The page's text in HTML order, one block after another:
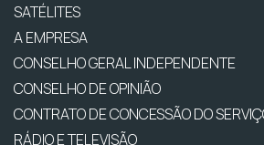
SATÉLITES
A EMPRESA
CONSELHO GERAL INDEPENDENTE
CONSELHO DE OPINIÃO
CONTRATO DE CONCESSÃO DO
RÁDIO E TELEVISÃO